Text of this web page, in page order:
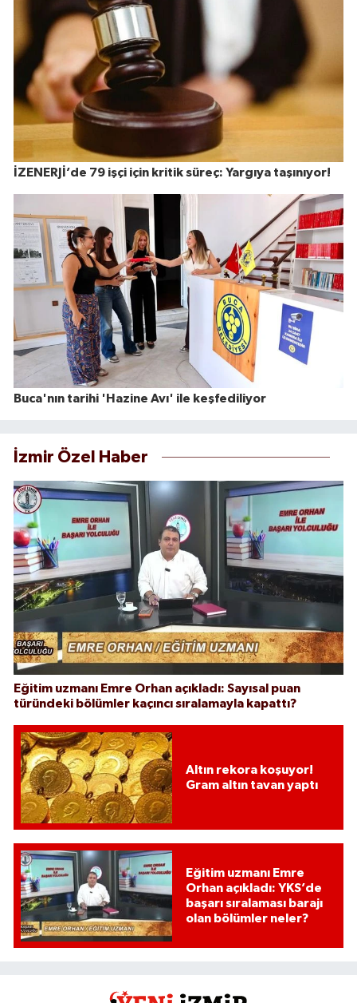
İZENERJİ’de 79 işçi için kritik süreç: Yargıya taşınıyor!
Buca'nın tarihi 'Hazine Avı' ile keşfediliyor
İzmir Özel Haber
Eğitim uzmanı Emre Orhan açıkladı: Sayısal puan
türündeki bölümler kaçıncı sıralamayla kapattı?
Altın rekora koşuyor!
Gram altın tavan yaptı
Eğitim uzmanı Emre
Orhan açıkladı: YKS’de
başarı sıralaması barajı
olan bölümler neler?